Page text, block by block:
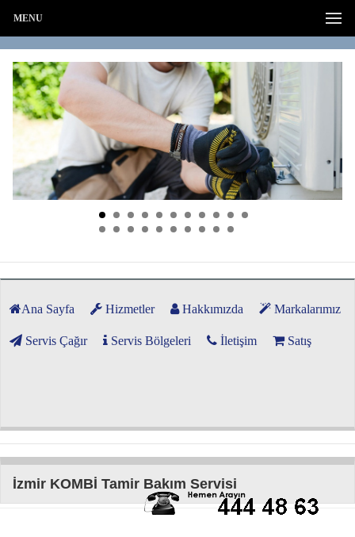
MENU
Ana Sayfa Hizmetler Hakkımızda Markalarımız
Servis Çağır Servis Bölgeleri İletişim Satış
İzmir KOMBİ Tamir Bakım Servisi